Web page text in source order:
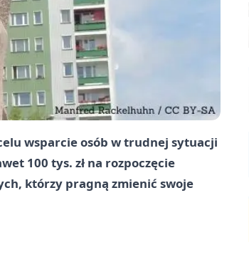
wsparcie osób w trudnej sytuacji
100 tys. zł na rozpoczęcie
którzy pragną zmienić swoje